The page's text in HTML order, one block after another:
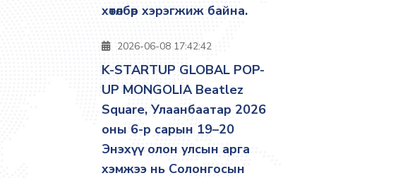
хөтөлбөр хэрэгжиж байна.
2026-06-08 17:42:42
K-STARTUP GLOBAL POP-
UP MONGOLIA Beatlez
Square, Улаанбаатар 2026
оны 6-р сарын 19–20
Энэхүү олон улсын арга
хэмжээ нь Солонгосын